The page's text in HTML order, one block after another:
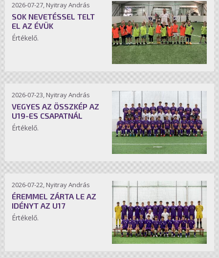
2026-07-27, Nyitray András
SOK NEVETÉSSEL TELT
EL AZ ÉVÜK
Értékelő.
2026-07-23, Nyitray András
VEGYES AZ ÖSSZKÉP AZ
U19-ES CSAPATNÁL
Értékelő.
2026-07-22, Nyitray András
ÉREMMEL ZÁRTA LE AZ
IDÉNYT AZ U17
Értékelő.